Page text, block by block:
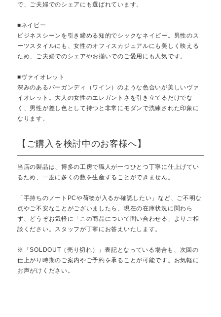
で、ご夫婦でのシェアにも選ばれています。
■ネイビー
ビジネスシーンを引き締める知的でシックなネイビー。男性のス
ーツスタイルにも、女性のオフィスカジュアルにも美しく映える
ため、ご夫婦でのシェアやお揃いでのご愛用にも人気です。
■ヴァイオレット
深みのあるバーガンディ（ワイン）のような色合いが美しいヴァ
イオレット。大人の女性のエレガントさを引き立てるだけでな
く、男性が差し色として持つと非常にモダンで洗練された印象に
なります。
【ご購入を検討中のお客様へ】
当店の製品は、博多の工房で職人が一つひとつ丁寧に仕上げてい
るため、一度に多くの数を生産することができません。
「手持ちのノートPCや荷物が入るか確認したい」など、ご不明な
点やご不安なことがございましたら、現在の在庫状況に関わら
ず、どうぞお気軽に「この商品について問い合わせる」よりご相
談ください。スタッフが丁寧にお答えいたします。
※「SOLDOUT（売り切れ）」表記となっている場合も、次回の
仕上がり時期のご案内やご予約を承ることが可能です。お気軽に
お声がけください。